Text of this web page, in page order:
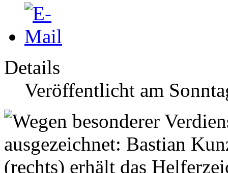
Details
Veröffentlicht am